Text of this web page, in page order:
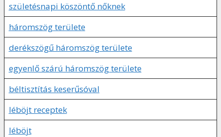
születésnapi köszöntő nőknek
háromszög területe
derékszögű háromszög területe
egyenlő szárú háromszög területe
béltisztítás keserűsóval
léböjt receptek
léböjt